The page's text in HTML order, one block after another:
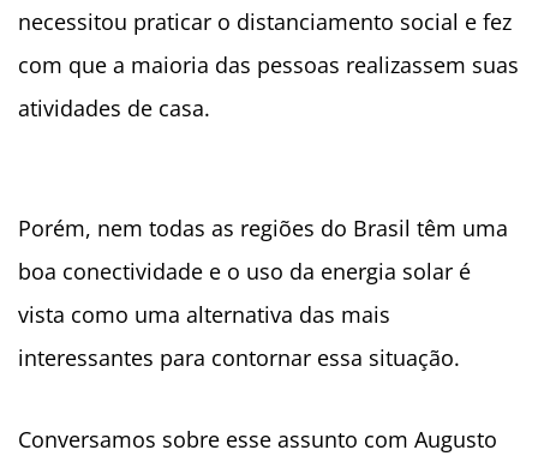
necessitou praticar o distanciamento social e fez
com que a maioria das pessoas realizassem suas
atividades de casa.
Porém, nem todas as regiões do Brasil têm uma
boa conectividade e o uso da energia solar é
vista como uma alternativa das mais
interessantes para contornar essa situação.
Conversamos sobre esse assunto com Augusto